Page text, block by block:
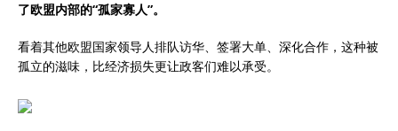
了欧盟内部的“孤家寡人”。
看着其他欧盟国家领导人排队访华、签署大单、深化合作，这种被
孤立的滋味，比经济损失更让政客们难以承受。